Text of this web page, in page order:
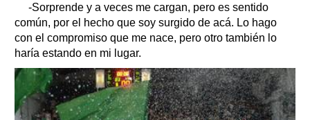
-Sorprende y a veces me cargan, pero es sentido
común, por el hecho que soy surgido de acá. Lo hago
con el compromiso que me nace, pero otro también lo
haría estando en mi lugar.